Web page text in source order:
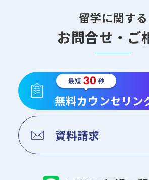
留学に関する
お問合せ・ご
無料カウンセリン
資料請求